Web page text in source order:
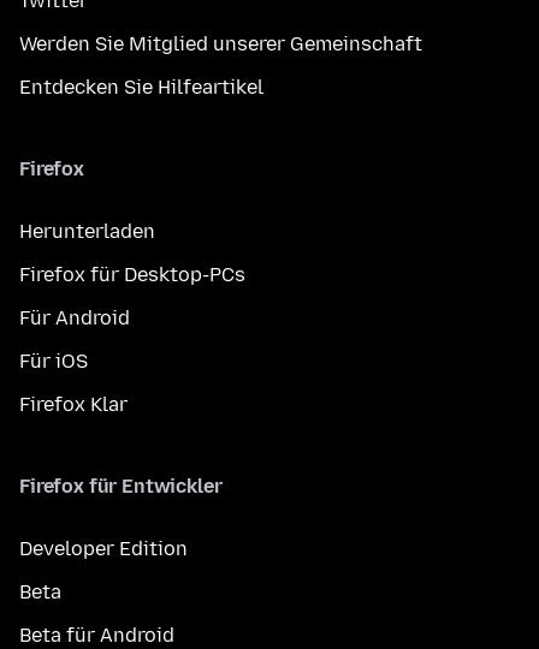
Werden Sie Mitglied unserer Gemeinschaft
Entdecken Sie Hilfeartikel
Firefox
Herunterladen
Firefox für Desktop-PCs
Für Android
Für iOS
Firefox Klar
Firefox für Entwickler
Developer Edition
Beta
Beta für Android